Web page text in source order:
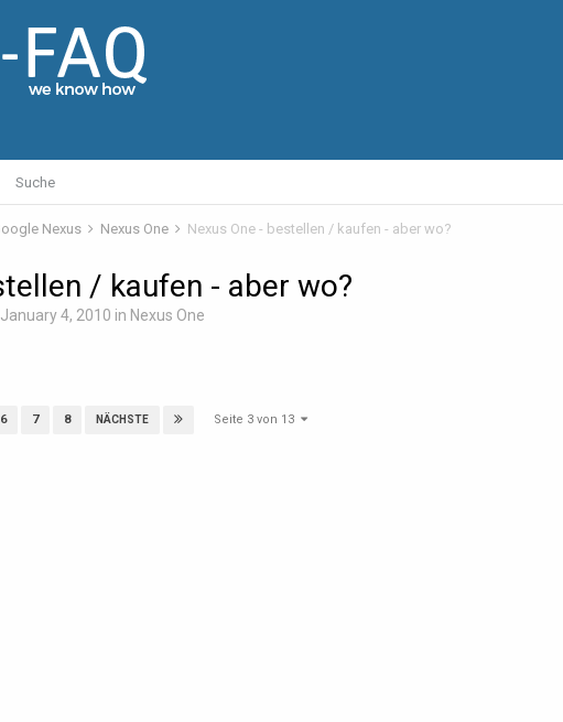
Suche
Nexus Nexus One Nexus One - bestellen / kaufen - aber wo?
/ kaufen - aber wo?
January 4, 2010 in Nexus One
6 7 8 NÄCHSTE Seite 3 von 13